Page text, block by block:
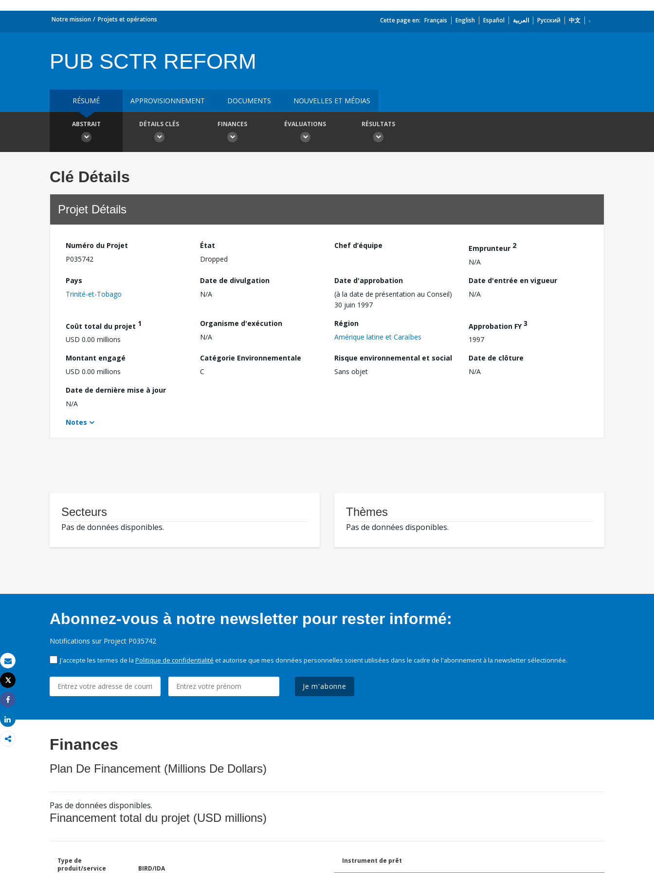
Email
Imprimer
Tweet
Share
Share
Notre mission Projets et opérations Cette page en: Français English Español العربية Русский 中文
PUB SCTR REFORM
RÉSUMÉ APPROVISIONNEMENT DOCUMENTS NOUVELLES ET MÉDIAS
ABSTRAIT DÉTAILS CLÉS FINANCES ÉVALUATIONS RÉSULTATS
Clé Détails
Projet Détails
Numéro du Projet
P035742
État
Dropped
Chef d’équipe Emprunteur 2
N/A
Pays
Trinité-et-Tobago
Date de divulgation
N/A
Date d'approbation
(à la date de présentation au Conseil)
30 juin 1997
Date d'entrée en vigueur
N/A
Coût total du projet 1
USD 0.00 millions
Organisme d'exécution
N/A
Région
Amérique latine et Caraïbes
Approbation FY3
1997
Montant engagé
USD 0.00 millions
Catégorie Environnementale
C
Risque environnemental et social
Sans objet
Date de clôture
N/A
Date de dernière mise à jour
N/A
Notes
Secteurs
Pas de données disponibles.
Thèmes
Pas de données disponibles.
Abonnez-vous à notre newsletter pour rester informé:
Notifications sur Project P035742
J'accepte les termes de la Politique de confidentialité et autorise que mes données personnelles soient utilisées dans le cadre de l'abonnement à la newsletter sélectionnée.
Je m'abonne
Finances
Plan De Financement (Millions De Dollars)
Pas de données disponibles.
Financement total du projet (USD millions)
Type de
produit/service
BIRD/IDA
Instrument de prêt